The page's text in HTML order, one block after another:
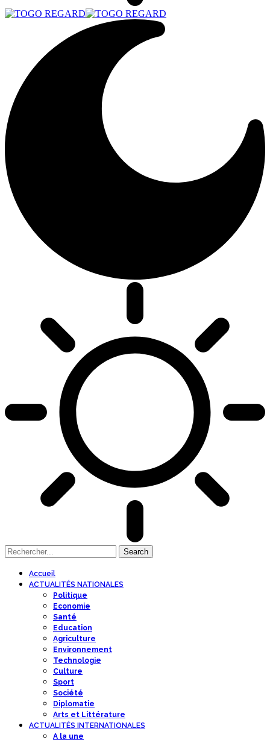
Accueil
ACTUALITÉS NATIONALES
Politique
Economie
Santé
Education
Agriculture
Environnement
Technologie
Culture
Sport
Société
Diplomatie
Arts et Littérature
ACTUALITÉS INTERNATIONALES
A la une